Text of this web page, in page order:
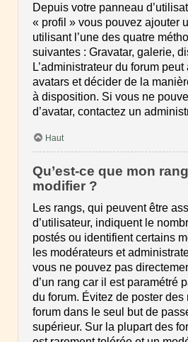
Depuis votre panneau
« profil » vous pouvez ajouter
utilisant l’une des quatre
suivantes : Gravatar, galerie,
L’administrateur du forum
avatars et décider de la
à disposition. Si vous ne
d’avatar, contactez un
Haut
Qu’est-ce que mon
modifier ?
Les rangs, qui peuvent être
d’utilisateur, indiquent le
postés ou identifient certains
les modérateurs et
vous ne pouvez pas
d’un rang car il est paramétré
du forum. Évitez de poster des
forum dans le seul but de
supérieur. Sur la plupart des